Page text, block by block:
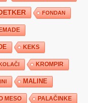
FONDAN
KEKS
KOLAČI KROMPIR
MALINE
MESO PALAČINKE